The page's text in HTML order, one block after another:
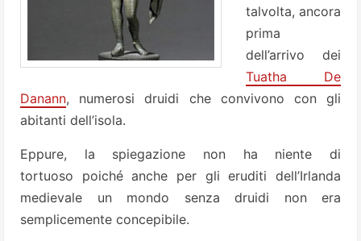
talvolta, ancora
prima
dell’arrivo dei
Tuatha De
Danann, numerosi druidi che convivono con gli
abitanti dell’isola.
Eppure, la spiegazione non ha niente di
tortuoso poiché anche per gli eruditi dell’Irlanda
medievale un mondo senza druidi non era
semplicemente concepibile.